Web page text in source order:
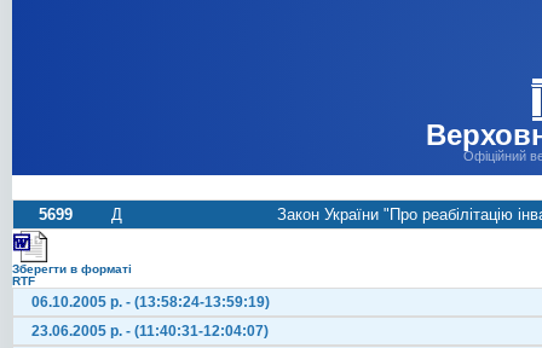
Офіційний
5699 Д Закон України "Про реабілітацію
Зберегти в форматі
RTF
06.10.2005 р. - (13:58:24-13:59:19)
23.06.2005 р. - (11:40:31-12:04:07)